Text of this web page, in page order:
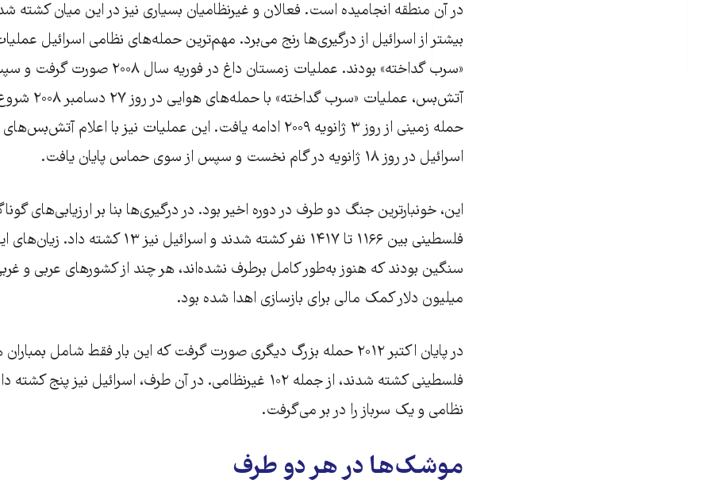
در آن منطقه انجامیده است. فعالان و غیرنظامیان بسیاری نیز در این میان کشته
بیشتر از اسرائیل از درگیری‌ها رنج می‌برد. مهم‌ترین حمله‌های نظامی اسرائیل
«سرب گداخته» بودند. عملیات زمستان داغ
آتش‌بس، عملیات
حمله‌ زمینی از روز ۳ ژانویه ۲۰۰۹ ادامه یافت. این عملیات نیز با
اسرائیل در روز ۱۸ ژانویه در گام نخست و سپس از سوی حماس پایان یافت.
این، خونبارترین جنگ دو طرف در دوره اخیر بود. در درگیری‌ها بنا بر ارزیابی‌های
فلسطینی بین ۱۱۶۶ تا ۱۴۱۷ نفر کشته شدند و اسرائیل
میلیون دلار کمک مالی برای بازسازی اهدا شده بود.
فلسطینی کشته شدند، از جمله ۱۰۲ غیرنظامی. در آن طرف، اسرائیل نیز
نظامی و یک سرباز را در بر می‌گرفت.
موشک‌‌ها در هر دو طرف